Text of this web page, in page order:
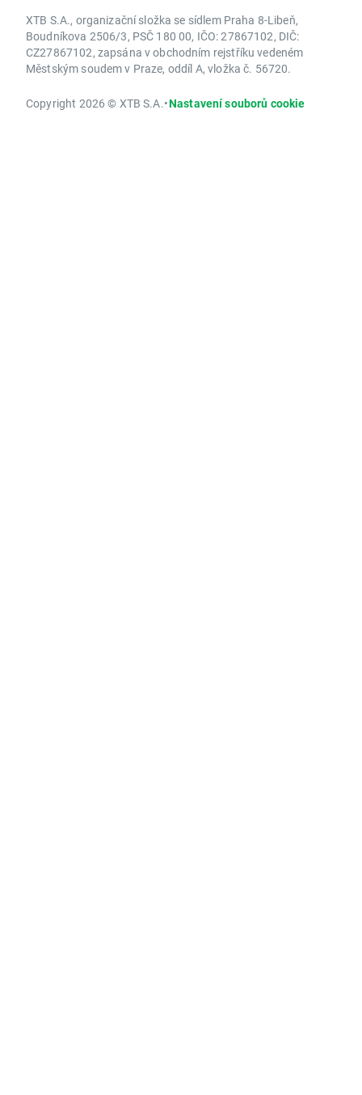
XTB S.A., organizační složka se sídlem Praha 8-Libeň,
Boudníkova 2506/3, PSČ 180 00, IČO: 27867102, DIČ:
CZ27867102, zapsána v obchodním rejstříku vedeném
Městským soudem v Praze, oddíl A, vložka č. 56720.
Copyright 2026 © XTB S.A.•Nastavení souborů cookie